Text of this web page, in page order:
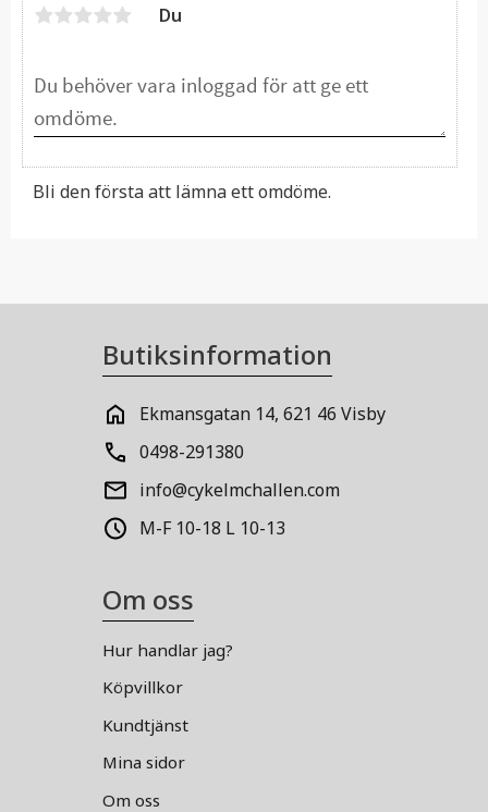
Du
Bli den första att lämna ett omdöme.
Butiksinformation
Ekmansgatan 14, 621 46 Visby
0498-291380
info@cykelmchallen.com
M-F 10-18 L 10-13
Om oss
Hur handlar jag?
Köpvillkor
Kundtjänst
Mina sidor
Om oss